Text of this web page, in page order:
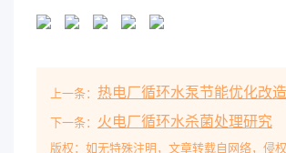
而水中的非水杂质,按粒度大致可以分为
键,如果工艺用水处理不当,会使设备无
离子化合态,对于水质来说,包括微污染
如,细小的杂质和污垢会使水针板的物,
上一条： 热电厂循环水泵节能优化改造
下一条： 火电厂循环水杀菌处理研究
版权：如无特殊注明，文章转载自网络，侵